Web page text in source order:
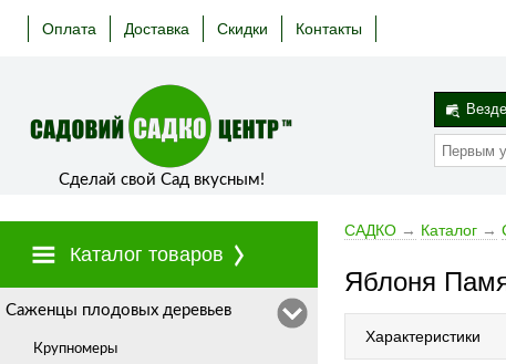
Оплата Доставка Скидки Контакты
Сделай свой Сад вкусным!
Везде
Каталог товаров
Cаженцы плодовых деревьев
Крупномеры
САДКО → Каталог →
Яблоня
Характеристики